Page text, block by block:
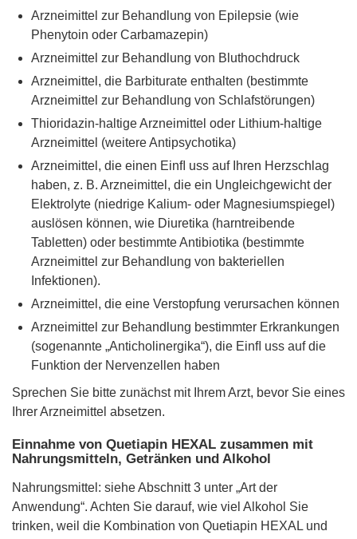
Arzneimittel zur Behandlung von Epilepsie (wie
Phenytoin oder Carbamazepin)
Arzneimittel zur Behandlung von Bluthochdruck
Arzneimittel, die Barbiturate enthalten (bestimmte
Arzneimittel zur Behandlung von Schlafstörungen)
Thioridazin-haltige Arzneimittel oder Lithium-haltige
Arzneimittel (weitere Antipsychotika)
Arzneimittel, die einen Einﬂ uss auf Ihren Herzschlag
haben, z. B. Arzneimittel, die ein Ungleichgewicht der
Elektrolyte (niedrige Kalium- oder Magnesiumspiegel)
auslösen können, wie Diuretika (harntreibende
Tabletten) oder bestimmte Antibiotika (bestimmte
Arzneimittel zur Behandlung von bakteriellen
Infektionen).
Arzneimittel, die eine Verstopfung verursachen können
Arzneimittel zur Behandlung bestimmter Erkrankungen
(sogenannte „Anticholinergika“), die Einﬂ uss auf die
Funktion der Nervenzellen haben
Sprechen Sie bitte zunächst mit Ihrem Arzt, bevor Sie eines
Ihrer Arzneimittel absetzen.
Einnahme von Quetiapin HEXAL zusammen mit
Nahrungsmitteln, Getränken und Alkohol
Nahrungsmittel: siehe Abschnitt 3 unter „Art der
Anwendung“. Achten Sie darauf, wie viel Alkohol Sie
trinken, weil die Kombination von Quetiapin HEXAL und